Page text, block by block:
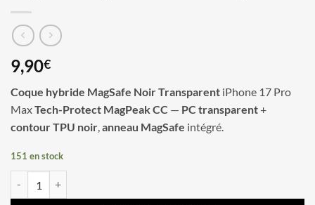
9,90€
Coque hybride MagSafe Noir Transparent iPhone 17 Pro
MaxTech-Protect MagPeak CC — PC transparent+
contour TPU noir,anneau MagSafe intégré.
151 en stock